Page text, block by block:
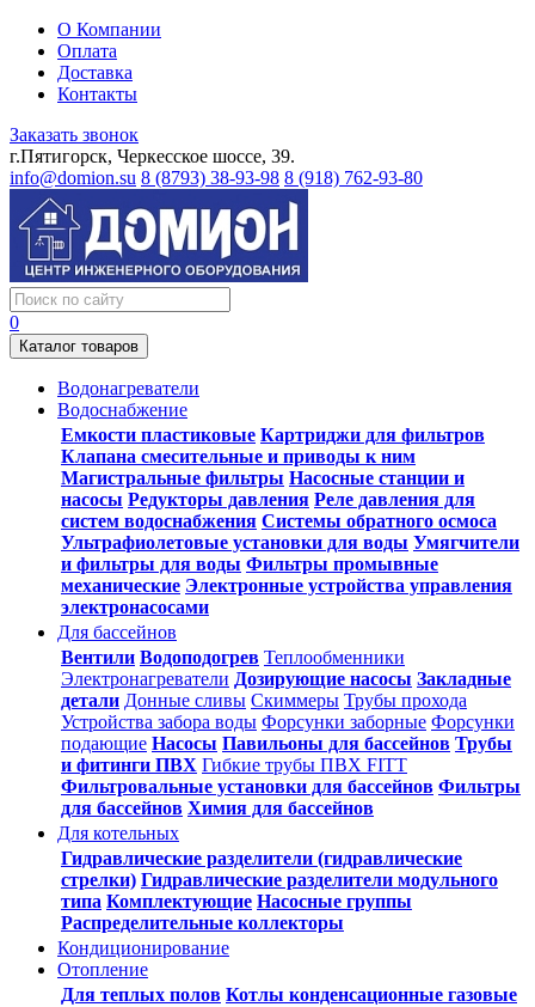
О Компании
Оплата
Доставка
Контакты
Заказать звонок
г.Пятигорск, Черкесское шоссе, 39.
info@domion.su 8 (8793) 38-93-98 8 (918) 762-93-80
0
Каталог товаров
Водонагреватели
Водоснабжение
Емкости пластиковые Картриджи для фильтров
Клапана смесительные и приводы к ним
Магистральные фильтры Насосные станции и
насосы Редукторы давления Реле давления для
систем водоснабжения Системы обратного осмоса
Ультрафиолетовые установки для воды Умягчители
и фильтры для воды Фильтры промывные
механические Электронные устройства управления
электронасосами
Для бассейнов
Вентили Водоподогрев Теплообменники
Электронагреватели Дозирующие насосы Закладные
детали Донные сливы Скиммеры Трубы прохода
Устройства забора воды Форсунки заборные Форсунки
подающие Насосы Павильоны для бассейнов Трубы
и фитинги ПВХ Гибкие трубы ПВХ FITT
Фильтровальные установки для бассейнов Фильтры
для бассейнов Химия для бассейнов
Для котельных
Гидравлические разделители (гидравлические
стрелки) Гидравлические разделители модульного
типа Комплектующие Насосные группы
Распределительные коллекторы
Кондиционирование
Отопление
Для теплых полов Котлы конденсационные газовые